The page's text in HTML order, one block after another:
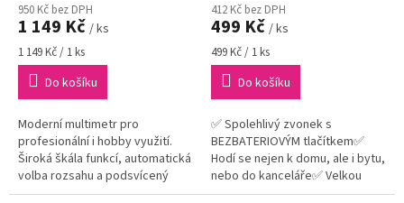
950 Kč bez DPH
1 149 Kč / ks
Měrná
cena:
1 149 Kč / 1 ks
Do košíku
Moderní multimetr pro
profesionální i hobby využití.
Široká škála funkcí, automatická
volba rozsahu a podsvícený
displej usnadní práci každému
412 Kč bez DPH
499 Kč / ks
Měrná
cena:
499 Kč / 1 ks
Do košíku
✅ Spolehlivý zvonek s
BEZBATERIOVÝM tlačítkem✅
Hodí se nejen k domu, ale i bytu,
nebo do kanceláře✅ Velkou
předností tohoto zvonku je jeho